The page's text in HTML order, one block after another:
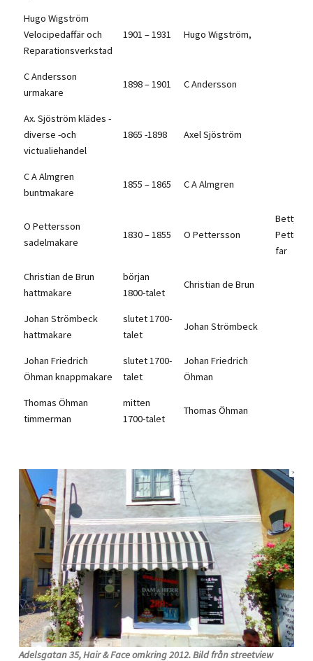
Hugo Wigström
Velocipedaffär och
Reparationsverkstad
1901 – 1931 Hugo Wigström,
C Andersson
urmakare
1898 – 1901 C Andersson
Ax. Sjöström klädes -
diverse -och
victualiehandel
1865 -1898 Axel Sjöström
C A Almgren
buntmakare
1855 – 1865 C A Almgren
O Pettersson
sadelmakare
1830 – 1855 O Pettersson
Betty
far
Christian de Brun
hattmakare
början
1800-talet
Christian de Brun
Johan Strömbeck
hattmakare
slutet 1700-
talet
Johan Strömbeck
Johan Friedrich
Öhman knappmakare
slutet 1700-
talet
Johan Friedrich
Öhman
Thomas Öhman
timmerman
mitten
1700-talet
Thomas Öhman
Adelsgatan 35, Hair & Face omkring 2012. Bild från streetview